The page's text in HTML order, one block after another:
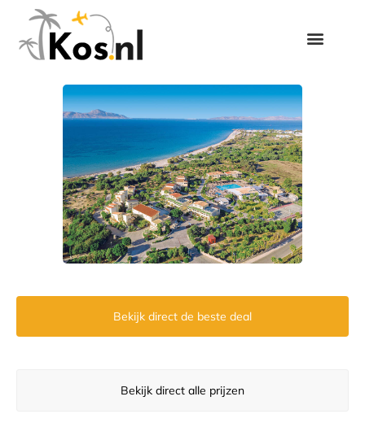
Bekijk direct de beste deal
Bekijk direct alle prijzen